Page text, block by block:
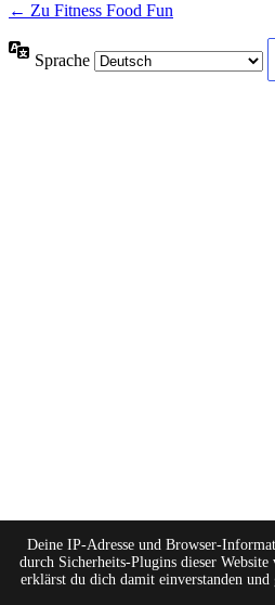
← Zu Fitness Food Fun
Sprache
Deine IP-Adresse und Browser-
durch Sicherheits-Plugins dieser
erklärst du dich damit einverstanden